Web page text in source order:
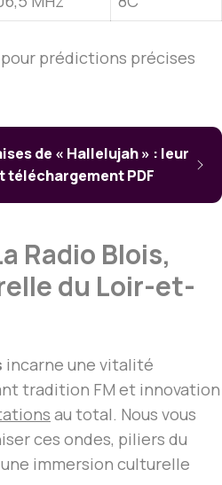
pour prédictions précises
de « Hallelujah » : leur
PDF
Radio Blois,
du Loir-et-
incarne une vitalité
tradition FM et innovation
au total. Nous vous
ces ondes, piliers du
immersion culturelle